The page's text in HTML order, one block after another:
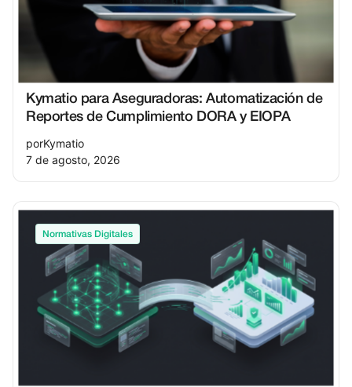
prestigio profesional.
Kymatio para Aseguradoras: Automatización de
Reportes de Cumplimiento DORA y EIOPA
porKymatio
7 de agosto, 2026
Normativas Digitales